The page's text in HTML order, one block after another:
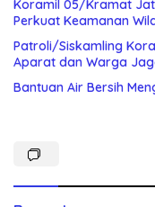
Koramil 05/Kramat
Perkuat Keamanan
Patroli/Siskamling
Aparat dan Warga
Bantuan Air Bersih